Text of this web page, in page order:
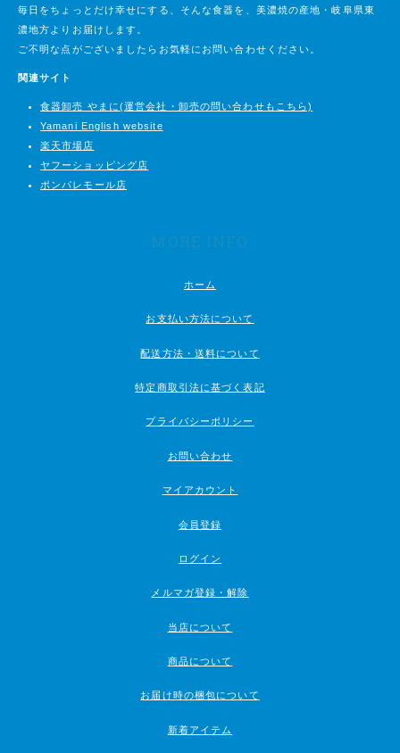
毎日をちょっとだけ幸せにする、そんな食器を、美濃焼の産地・岐阜県東
濃地方よりお届けします。
ご不明な点がございましたらお気軽にお問い合わせください。
関連サイト
食器卸売 やまに(運営会社・卸売の問い合わせもこちら)
Yamani English website
楽天市場店
ヤフーショッピング店
ポンパレモール店
MORE INFO
ホーム
お支払い方法について
配送方法・送料について
特定商取引法に基づく表記
プライバシーポリシー
お問い合わせ
マイアカウント
会員登録
ログイン
メルマガ登録・解除
当店について
商品について
お届け時の梱包について
新着アイテム